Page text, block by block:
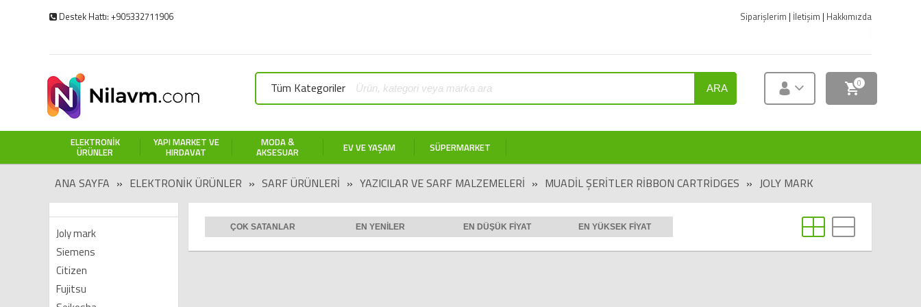
Destek Hattı: +905332711906 Siparişlerim | İletişim | Hakkımızda
Tüm Kategoriler ARA 0
ELEKTRONIK
ÜRÜNLER
YAPI MARKET VE
HIRDAVAT
MODA &
AKSESUAR EV VE YAŞAM SÜPERMARKET
ANA SAYFA » ELEKTRONIK ÜRÜNLER » SARF ÜRÜNLERI » YAZICILAR VE SARF MALZEMELERI » MUADIL ŞERITLER RIBBON CARTRIDGES » JOLY MARK
Joly mark
Siemens
Citizen
Fujitsu
ÇOK SATANLAR EN YENILER EN DÜŞÜK FIYAT EN YÜKSEK FIYAT